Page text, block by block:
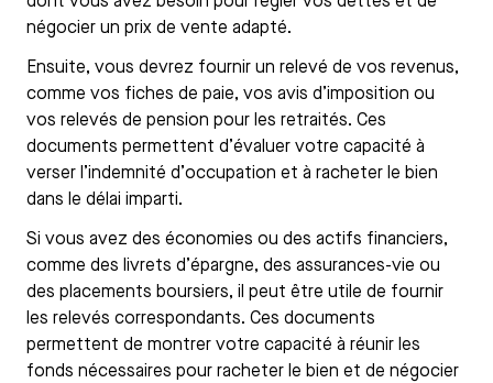
négocier un prix de vente adapté.
Ensuite, vous devrez fournir un relevé de vos revenus,
comme vos fiches de paie, vos avis d’imposition ou
vos relevés de pension pour les retraités. Ces
documents permettent d’évaluer votre capacité à
verser l’indemnité d’occupation et à racheter le bien
dans le délai imparti.
Si vous avez des économies ou des actifs financiers,
comme des livrets d’épargne, des assurances-vie ou
des placements boursiers, il peut être utile de fournir
les relevés correspondants. Ces documents
permettent de montrer votre capacité à réunir les
fonds nécessaires pour racheter le bien et de négocier